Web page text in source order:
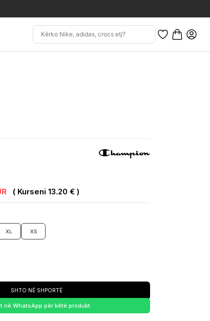
( Kurseni 13.20 € )
XL XS
SHTO NË SHPORTË
në WhatsApp për këtë produkt